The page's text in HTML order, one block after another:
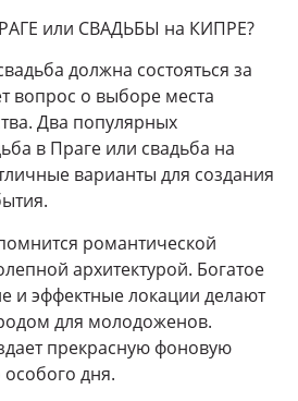
или СВАДЬБЫ на КИПРЕ?
должна состояться за
вопрос о выборе места
Два популярных
в Праге или свадьба на
варианты для создания
романтической
архитектурой. Богатое
и эффектные локации делают
для молодоженов.
прекрасную фоновую
дня.